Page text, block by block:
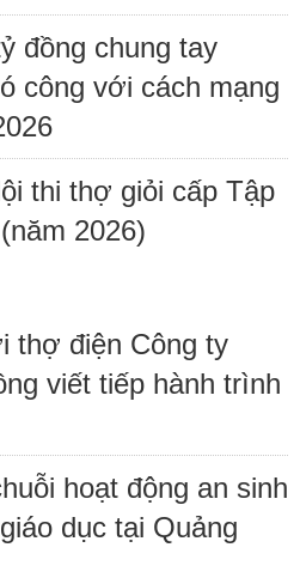
đồng chung tay
công với cách mạng
thi thợ giỏi cấp Tập
2026)
thợ điện Công ty
viết tiếp hành trình
hoạt động an sinh
dục tại Quảng